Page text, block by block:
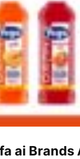
ai Brands